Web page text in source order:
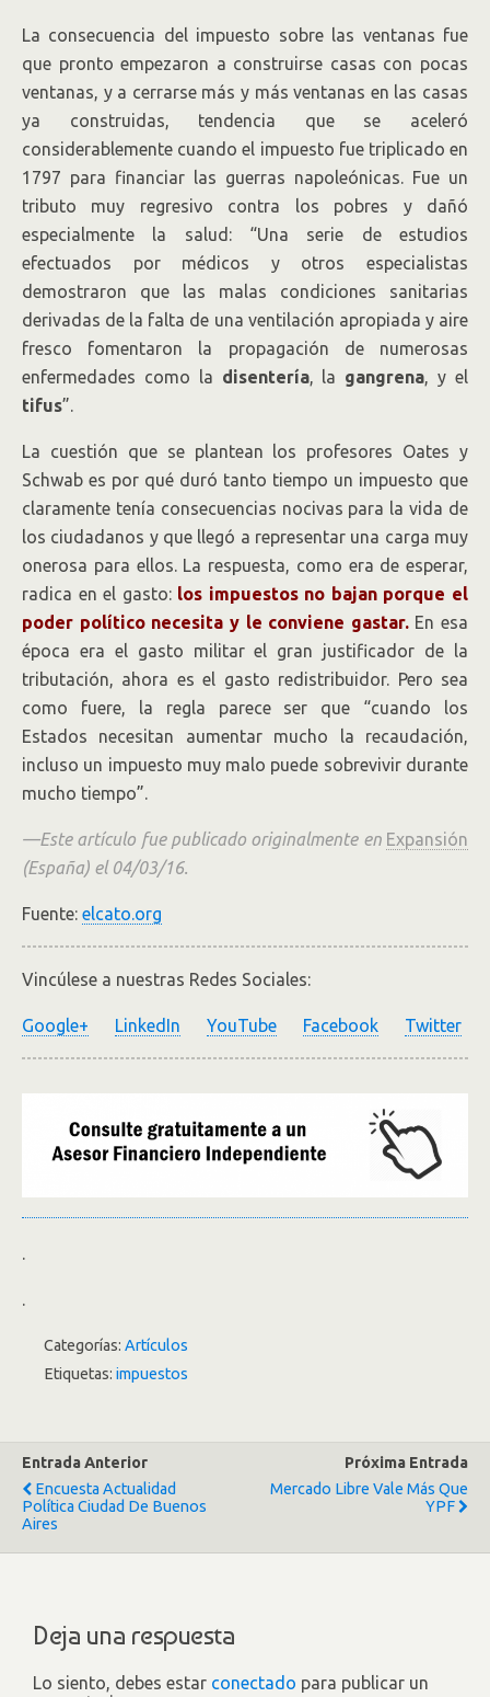
La consecuencia del impuesto sobre las ventanas fue
que pronto empezaron a construirse casas con pocas
ventanas, y a cerrarse más y más ventanas en las casas
ya construidas, tendencia que se aceleró
considerablemente cuando el impuesto fue triplicado en
1797 para financiar las guerras napoleónicas. Fue un
tributo muy regresivo contra los pobres y dañó
especialmente la salud: “Una serie de estudios
efectuados por médicos y otros especialistas
demostraron que las malas condiciones sanitarias
derivadas de la falta de una ventilación apropiada y aire
fresco fomentaron la propagación de numerosas
enfermedades como la disentería, la gangrena, y el
tifus”.
La cuestión que se plantean los profesores Oates y
Schwab es por qué duró tanto tiempo un impuesto que
claramente tenía consecuencias nocivas para la vida de
los ciudadanos y que llegó a representar una carga muy
onerosa para ellos. La respuesta, como era de esperar,
radica en el gasto: los impuestos no bajan porque el
poder político necesita y le conviene gastar.En esa
época era el gasto militar el gran justificador de la
tributación, ahora es el gasto redistribuidor. Pero sea
como fuere, la regla parece ser que “cuando los
Estados necesitan aumentar mucho la recaudación,
incluso un impuesto muy malo puede sobrevivir durante
mucho tiempo”.
—Este artículo fue publicado originalmente en Expansión
(España) el 04/03/16.
Fuente: elcato.org
Vincúlese a nuestras Redes Sociales:
Google+ LinkedIn YouTube Facebook Twitter
.
.
Categorías: Artículos
Etiquetas: impuestos
Entrada Anterior
Encuesta Actualidad
Política Ciudad De Buenos
Aires
Próxima Entrada
Mercado Libre Vale Más Que
YPF
Deja una respuesta
Lo siento, debes estar conectado para publicar un